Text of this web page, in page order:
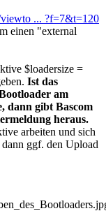
... ?f=7&t=120
einen "external
$loadersize =
Ist das
am
dann gibt Bascom
heraus.
arbeiten und sich
ggf. den Upload